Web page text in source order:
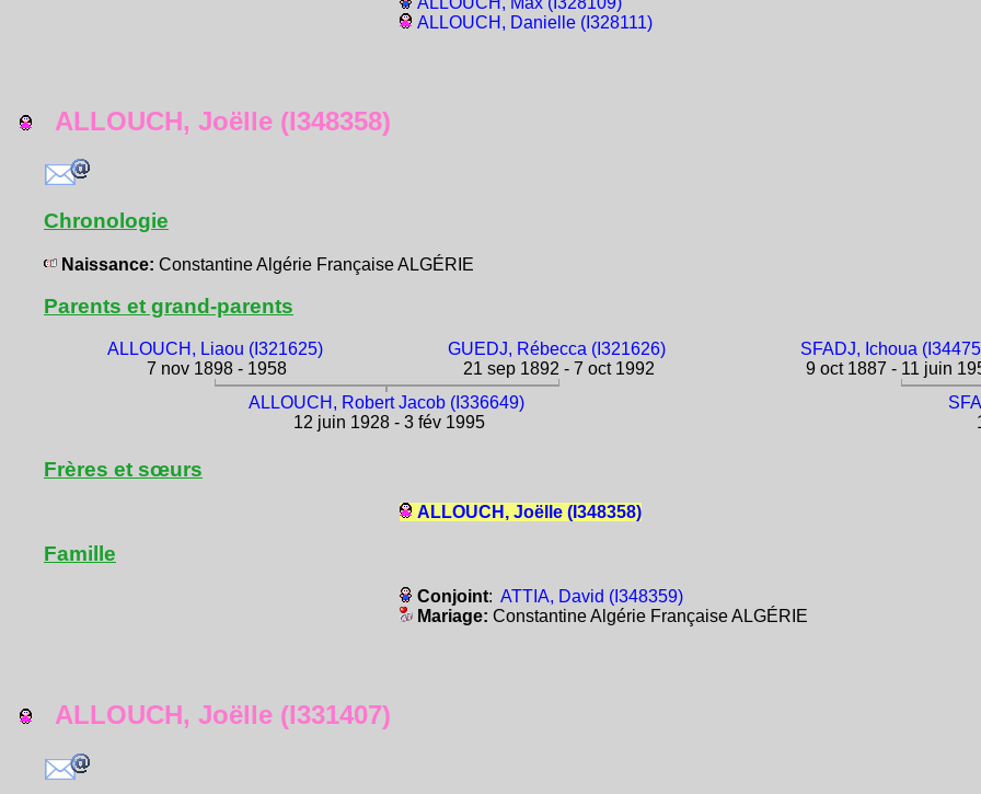
ALLOUCH, Danielle (I328111)
ALLOUCH, Joëlle (I348358)
Chronologie
Naissance: Constantine Algérie Française ALGÉRIE
Parents et grand-parents
ALLOUCH, Liaou (I321625)
7 nov 1898 - 1958
GUEDJ, Rébecca (I321626)
21 sep 1892 - 7 oct 1992
SFADJ, Ichoua
9 oct 1887 - 11 juin
ALLOUCH, Robert Jacob (I336649)
12 juin 1928 - 3 fév 1995
Frères et sœurs
ALLOUCH, Joëlle (I348358)
Famille
Conjoint:ATTIA, David (I348359)
Mariage:Constantine Algérie Française ALGÉRIE
ALLOUCH, Joëlle (I331407)